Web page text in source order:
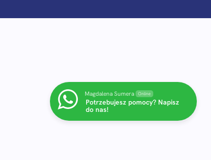
Magdalena Sumera Online
Potrzebujesz pomocy? Napisz
do nas!